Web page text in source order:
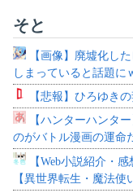
そと
【画像】廃墟化し
しまっていると話題に
【悲報】ひろゆき
【ハンターハンタ
のがバトル漫画の運命
【Web小説紹介・
【異世界転生・魔法使